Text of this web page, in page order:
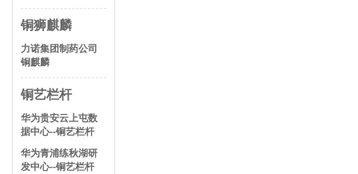
铜狮麒麟
力诺集团制药公司
铜麒麟
铜艺栏杆
华为贵安云上屯数
据中心--铜艺栏杆
华为青浦练秋湖研
发中心--铜艺栏杆